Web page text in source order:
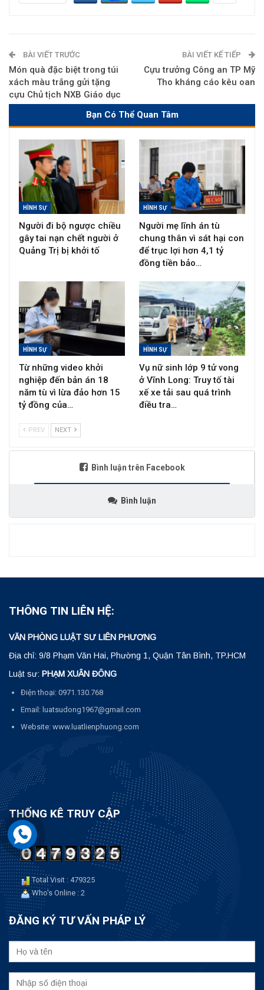
BÀI VIẾT TRƯỚC
Món quà đặc biệt trong túi
xách màu trắng gửi tặng
cựu Chủ tịch NXB Giáo dục
BÀI VIẾT KẾ TIẾP
Cựu trưởng Công an TP Mỹ
Tho kháng cáo kêu oan
Bạn Có Thể Quan Tâm
HÌNH SỰ
Người đi bộ ngược chiều
gây tai nạn chết người ở
Quảng Trị bị khởi tố
HÌNH SỰ
Người mẹ lĩnh án tù
chung thân vì sát hại con
để trục lợi hơn 4,1 tỷ
đồng tiền bảo…
HÌNH SỰ
Từ những video khởi
nghiệp đến bản án 18
năm tù vì lừa đảo hơn 15
tỷ đồng của…
HÌNH SỰ
Vụ nữ sinh lớp 9 tử vong
ở Vĩnh Long: Truy tố tài
xế xe tải sau quá trình
điều tra…
PREV NEXT
Bình luận trên Facebook
Bình luận
THÔNG TIN LIÊN HỆ:
VĂN PHÒNG LUẬT SƯ LIÊN PHƯƠNG
Địa chỉ: 9/8 Phạm Văn Hai, Phường 1, Quận Tân Bình, TP.HCM
Luật sư: PHẠM XUÂN ĐÔNG
Điện thoại: 0971.130.768
Email: luatsudong1967@gmail.com
Website: www.luatlienphuong.com
THỐNG KÊ TRUY CẬP
Total Visit : 479325
Who's Online : 2
ĐĂNG KÝ TƯ VẤN PHÁP LÝ